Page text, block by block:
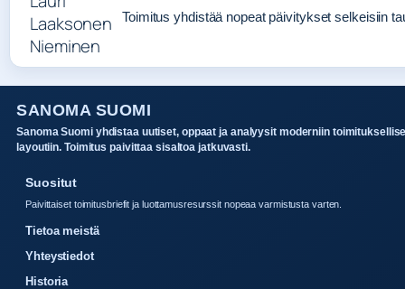
Toimitus yhdistää nopeat päivitykset selkeisiin
SANOMA SUOMI
Sanoma Suomi yhdistaa uutiset, oppaat ja analyysit moderniin
layoutiin. Toimitus paivittaa sisaltoa jatkuvasti.
Suositut
Paivittaiset toimitusbriefit ja luottamusresurssit nopeaa varmistusta varten.
Tietoa meistä
Yhteystiedot
Historia